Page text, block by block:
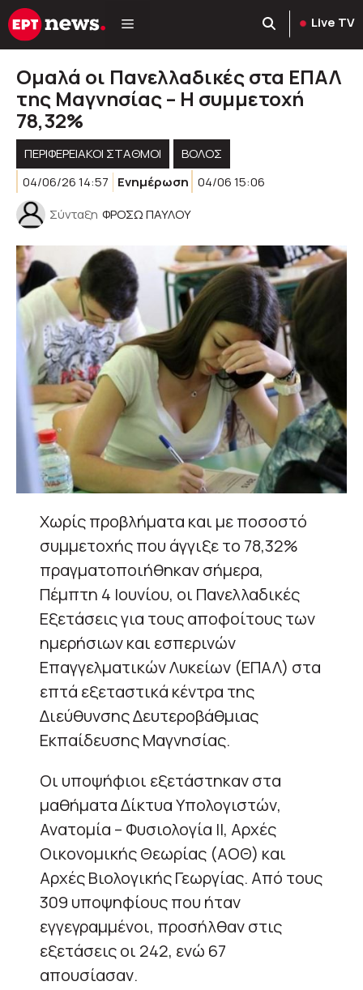
Μετάβαση
σε
Live TV
Ομαλά οι Πανελλαδικές στα ΕΠΑΛ
της Μαγνησίας – Η συμμετοχή
78,32%
ΠΕΡΙΦΕΡΕΙΑΚΟΊ ΣΤΑΘΜΟΊ
ΒΟΛΟΣ
04/06/26 14:57
Ενημέρωση 04/06 15:06
Σύνταξη ΦΡΟΣΩ ΠΑΥΛΟΥ
Χωρίς προβλήματα και με ποσοστό
συμμετοχής που άγγιξε το 78,32%
πραγματοποιήθηκαν σήμερα,
Πέμπτη 4 Ιουνίου, οι Πανελλαδικές
Εξετάσεις για τους αποφοίτους των
ημερήσιων και εσπερινών
Επαγγελματικών Λυκείων (ΕΠΑΛ) στα
επτά εξεταστικά κέντρα της
Διεύθυνσης Δευτεροβάθμιας
Εκπαίδευσης Μαγνησίας.
Οι υποψήφιοι εξετάστηκαν στα
μαθήματα Δίκτυα Υπολογιστών,
Ανατομία – Φυσιολογία ΙΙ, Αρχές
Οικονομικής Θεωρίας (ΑΟΘ) και
Αρχές Βιολογικής Γεωργίας. Από τους
309 υποψηφίους που ήταν
εγγεγραμμένοι, προσήλθαν στις
εξετάσεις οι 242, ενώ 67
απουσίασαν.